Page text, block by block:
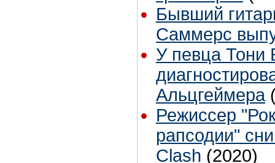
Бывший
Саммерс
У певца Тони
Альцгеймера
Режиссер
рапсодии"
Clash (2020)